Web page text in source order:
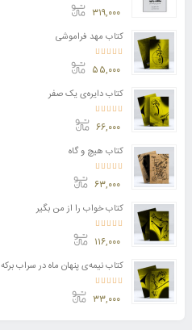
امتیاز3.50 از 5 ۳۱۹,۰۰۰
کتاب مهد فراموشی
5.00 از 5 ۵۵,۰۰۰
کتاب دایره‌ی یک صفر
امتیاز5.00از 5 ۶۶,۰۰۰
کتاب هیچ و گاه
امتیاز5.00 از 5 ۶۳,۰۰۰
کتاب خواب را از من بگیر
امتیاز5.00 از 5 ۱۱۶,۰۰۰
کتاب نیمه‌ی پنهان ماه در سراب برکه
امتیاز5.00 از 5 ۳۳,۰۰۰